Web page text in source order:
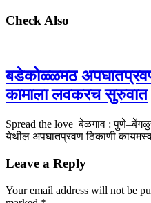
Check Also
बडेकोळ्ळमठ अपघातप्रवण
कामाला लवकरच सुरुवात
Spread the love बेळगाव :
येथील अपघातप्रवण ठिकाणी
Leave a Reply
Your email address will not be